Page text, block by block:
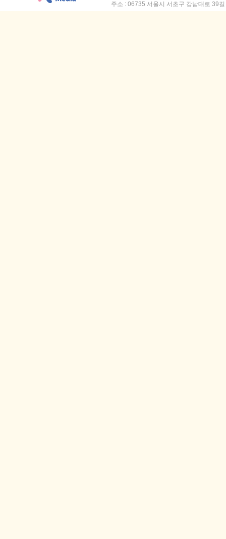
주소 : 06735 서울시 서초구 강남대로 39